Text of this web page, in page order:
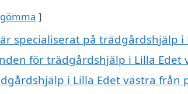
gömma
specialiserat på trädgårdshjälp
för trädgårdshjälp i Lilla Edet
i Lilla Edet västra från